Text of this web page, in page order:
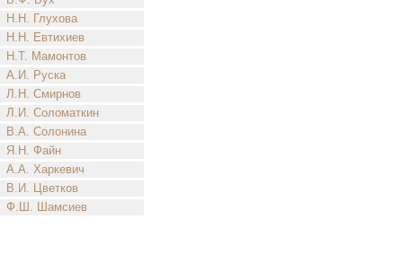
Н.Н. Глухова
Н.Н. Евтихиев
Н.Т. Мамонтов
А.И. Руска
Л.Н. Смирнов
Л.И. Соломаткин
В.А. Солонина
Я.Н. Файн
А.А. Харкевич
В.И. Цветков
Ф.Ш. Шамсиев